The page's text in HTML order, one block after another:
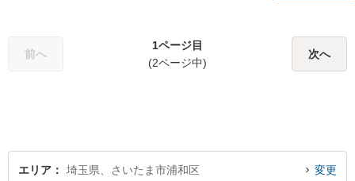
ることがあれば、ぜひお手伝
いさせてください。【平日21
前へ
1ページ目
(2ページ中)
次へ
エリア 埼玉県、さいたま市浦和区 変更